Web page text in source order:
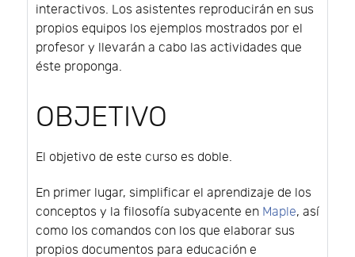
interactivos. Los asistentes reproducirán en sus
propios equipos los ejemplos mostrados por el
profesor y llevarán a cabo las actividades que
éste proponga.
OBJETIVO
El objetivo de este curso es doble.
En primer lugar, simplificar el aprendizaje de los
conceptos y la filosofía subyacente en Maple, así
como los comandos con los que elaborar sus
propios documentos para educación e